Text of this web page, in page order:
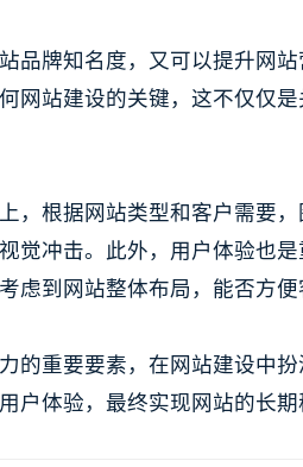
品牌知名度，又可以提升网
网站建设的关键，这不仅仅
，根据网站类型和客户需要
觉冲击。此外，用户体验也
虑到网站整体布局，能否方便
的重要要素，在网站建设中
户体验，最终实现网站的长期